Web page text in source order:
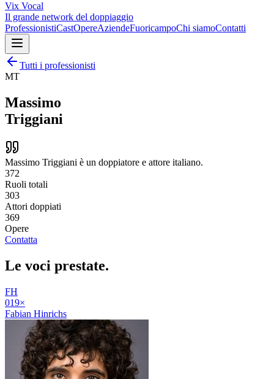
Vix Vocal
Il grande network del doppiaggio
ProfessionistiCastOpereAziendeFuoricampoChi siamoContatti
Tutti i professionisti
MT
Massimo
Triggiani
Massimo Triggiani è un doppiatore e attore italiano.
372
Ruoli totali
303
Attori doppiati
369
Opere
Contatta
Le voci prestate.
FH
019×
Fabian Hinrichs